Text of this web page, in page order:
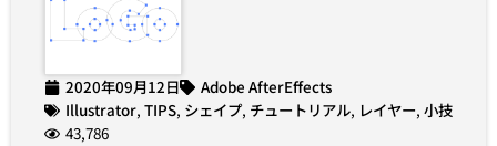
2020年09月12日
Adobe AfterEffects
Illustrator, TIPS, シェイプ, チュートリアル, レイヤー, 小技
43,786